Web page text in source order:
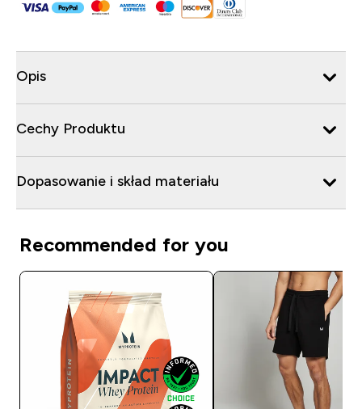
Opis
Cechy Produktu
Dopasowanie i skład materiału
Recommended for you